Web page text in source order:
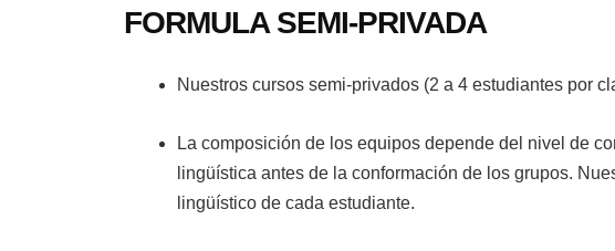
FORMULA SEMI-PRIVADA
Nuestros cursos semi-privados (2 a 4 estudiantes por
La composición de los equipos depende del nivel de
lingüística antes de la conformación de los grupos.
lingüístico de cada estudiante.